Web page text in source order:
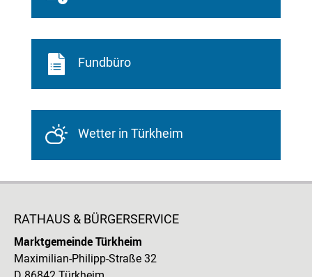
Fundbüro
Wetter in Türkheim
RATHAUS & BÜRGERSERVICE
Marktgemeinde Türkheim
Maximilian-Philipp-Straße 32